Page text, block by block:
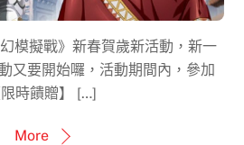
模擬戰》新春賀歲新活動，新一
又要開始囉，活動期間內，參加
限時饋贈】 […]
More